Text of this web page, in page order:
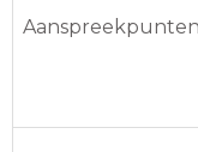
Aanspreekpunten